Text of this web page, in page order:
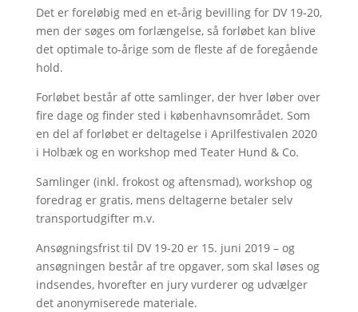
Det er foreløbig med en et-årig bevilling for DV 19-20,
men der søges om forlængelse, så forløbet kan blive
det optimale to-årige som de fleste af de foregående
hold.
Forløbet består af otte samlinger, der hver løber over
fire dage og finder sted i københavnsområdet. Som
en del af forløbet er deltagelse i Aprilfestivalen 2020
i Holbæk og en workshop med Teater Hund & Co.
Samlinger (inkl. frokost og aftensmad), workshop og
foredrag er gratis, mens deltagerne betaler selv
transportudgifter m.v.
Ansøgningsfrist til DV 19-20 er 15. juni 2019 – og
ansøgningen består af tre opgaver, som skal løses og
indsendes, hvorefter en jury vurderer og udvælger
det anonymiserede materiale.